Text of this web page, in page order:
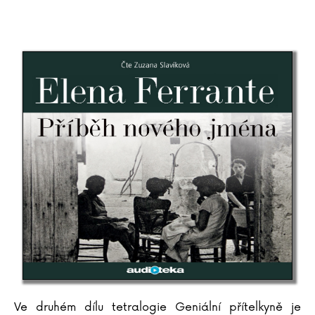
Lara Dearmanová
Jutta Diekmann
Zbigniew Dobosz
Zuzana Dodoková
Sonja Donnenwirth
Hans-Günther Döring
Zuzana Dostálová
Silja du Mont
Miroslav Dub
Adolf Dudek
Radovan Dunaj
Jiří Dvořák
Helena Dvořáková
Ve druhém dílu tetralogie Geniální přítelkyně je